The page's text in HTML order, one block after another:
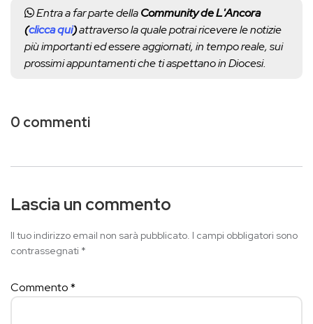
Entra a far parte dellaCommunity de L'Ancora
(clicca qui)attraverso la quale potrai ricevere le notizie
più importanti ed essere aggiornati, in tempo reale, sui
prossimi appuntamenti che ti aspettano in Diocesi.
0 commenti
Lascia un commento
Il tuo indirizzo email non sarà pubblicato. I campi obbligatori sono
contrassegnati *
Commento*